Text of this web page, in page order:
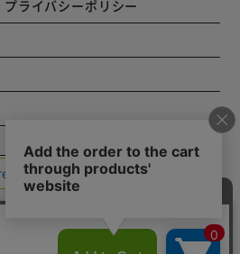
ライバシーポリシー
ポレートサイト
ALL Rights Reserved.